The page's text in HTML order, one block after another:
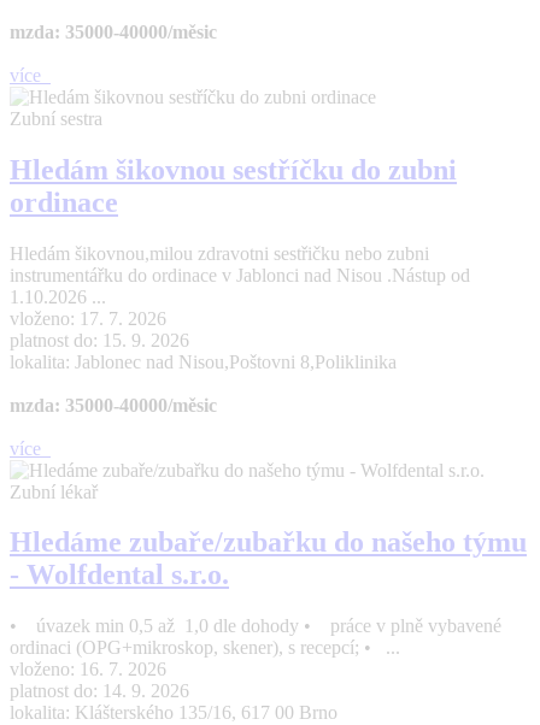
mzda: 35000-40000/měsic
více
Zubní sestra
Hledám šikovnou sestříčku do zubni
ordinace
Hledám šikovnou,milou zdravotni sestřičku nebo zubni
instrumentářku do ordinace v Jablonci nad Nisou .Nástup od
1.10.2026 ...
vloženo: 17. 7. 2026
platnost do: 15. 9. 2026
lokalita: Jablonec nad Nisou,Poštovni 8,Poliklinika
mzda: 35000-40000/měsic
více
Zubní lékař
Hledáme zubaře/zubařku do našeho týmu
- Wolfdental s.r.o.
• úvazek min 0,5 až 1,0 dle dohody • práce v plně vybavené
ordinaci (OPG+mikroskop, skener), s recepcí; • ...
vloženo: 16. 7. 2026
platnost do: 14. 9. 2026
lokalita: Klášterského 135/16, 617 00 Brno